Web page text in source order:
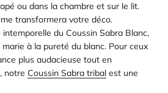
ou dans la chambre et sur le lit.
transformera votre déco.
du Coussin Sabra Blanc,
à la pureté du blanc. Pour ceux
plus audacieuse tout en
notre Coussin Sabra tribal est une